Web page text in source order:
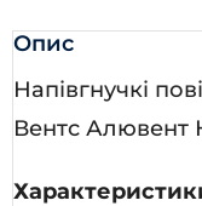
Опис
Напівгнучкі
Вентс Алювент